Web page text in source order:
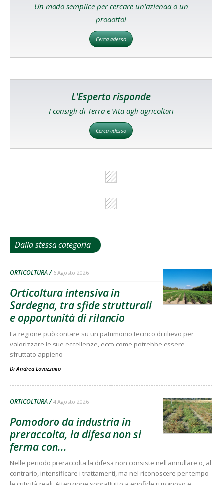
Un modo semplice per cercare un'azienda o un
prodotto!
Cerca adesso
L'Esperto risponde
I consigli di Terra e Vita agli agricoltori
Cerca adesso
Dalla stessa categoria
ORTICOLTURA 6 Agosto 2026
Orticoltura intensiva in
Sardegna, tra sfide strutturali
e opportunità di rilancio
La regione può contare su un patrimonio tecnico di rilievo per
valorizzare le sue eccellenze, ecco come potrebbe essere
sfruttato appieno
DiAndrea Lovazzano
ORTICOLTURA 4 Agosto 2026
Pomodoro da industria in
preraccolta, la difesa non si
ferma con...
Nelle periodo preraccolta la difesa non consiste nell'annullare o, al
contrario, intensificare i trattamenti, ma nel riconoscere per tempo